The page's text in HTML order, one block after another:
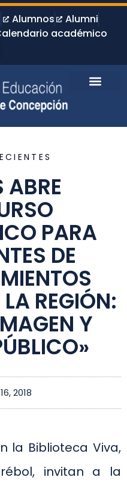
Alumnos
Alumni
académico
ABRE
PARA
DE
REGIÓN:
Y
2018
la Biblioteca Viva,
invitan a la